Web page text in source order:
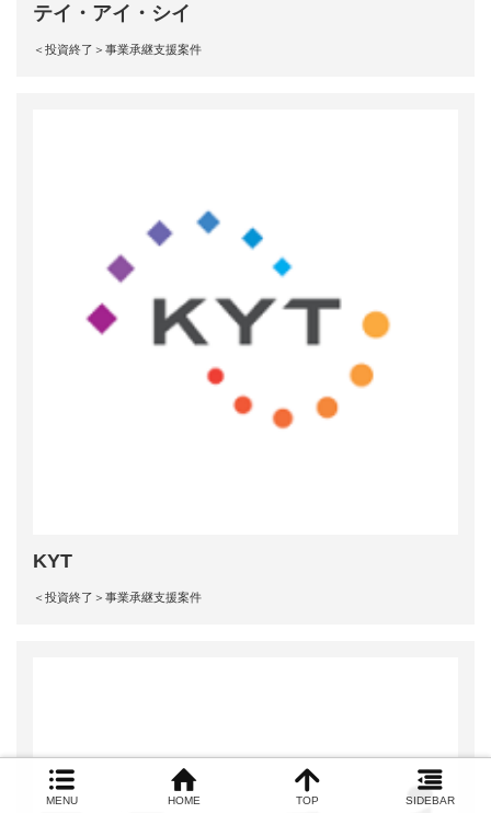
テイ・アイ・シイ
＜投資終了＞事業承継支援案件
KYT
＜投資終了＞事業承継支援案件
MENU HOME TOP SIDEBAR